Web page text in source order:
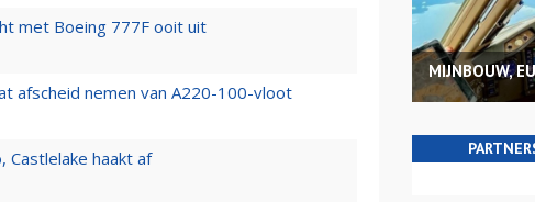
met Boeing 777F ooit uit
afscheid nemen van A220-100-vloot
haakt af
MIJNBOUW,